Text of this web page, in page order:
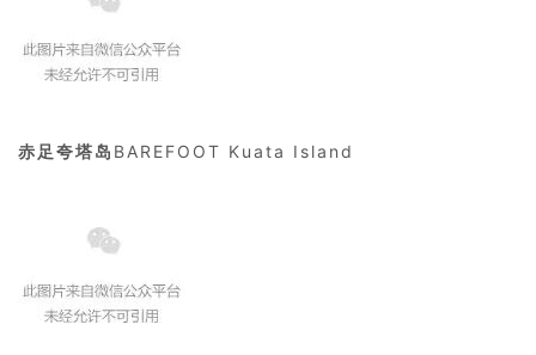
赤足夸塔岛 BAREFOOT Kuata Island